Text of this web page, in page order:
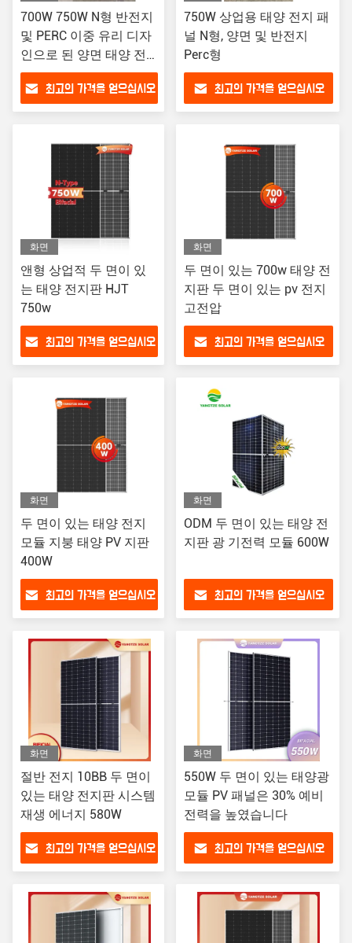
700W 750W N형 반전지
및 PERC 이중 유리 디자
인으로 된 양면 태양 전
지 패널
최고의 가격을 얻으십시오
750W 상업용 태양 전지 패
널 N형, 양면 및 반전지
Perc형
최고의 가격을 얻으십시오
화면
앤형 상업적 두 면이 있
는 태양 전지판 HJT
750w
최고의 가격을 얻으십시오
화면
두 면이 있는 700w 태양 전
지판 두 면이 있는 pv 전지
고전압
최고의 가격을 얻으십시오
화면
두 면이 있는 태양 전지
모듈 지붕 태양 PV 지판
400W
최고의 가격을 얻으십시오
화면
ODM 두 면이 있는 태양 전
지판 광 기전력 모듈 600W
최고의 가격을 얻으십시오
화면
절반 전지 10BB 두 면이
있는 태양 전지판 시스템
재생 에너지 580W
최고의 가격을 얻으십시오
화면
550W 두 면이 있는 태양광
모듈 PV 패널은 30% 예비
전력을 높였습니다
최고의 가격을 얻으십시오